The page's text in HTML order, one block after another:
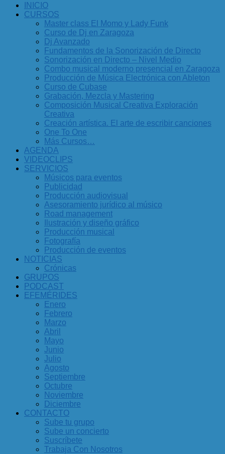
INICIO
CURSOS
Master class El Momo y Lady Funk
Curso de Dj en Zaragoza
Dj Avanzado
Fundamentos de la Sonorización de Directo
Sonorización en Directo – Nivel Medio
Combo musical moderno presencial en Zaragoza
Producción de Música Electrónica con Ableton
Curso de Cubase
Grabación, Mezcla y Mastering
Composición Musical Creativa Exploración
Creativa
Creación artística. El arte de escribir canciones
One To One
Más Cursos…
AGENDA
VIDEOCLIPS
SERVICIOS
Músicos para eventos
Publicidad
Producción audiovisual
Asesoramiento jurídico al músico
Road management
Ilustración y diseño gráfico
Producción musical
Fotografía
Producción de eventos
NOTICIAS
Crónicas
GRUPOS
PODCAST
EFEMÉRIDES
Enero
Febrero
Marzo
Abril
Mayo
Junio
Julio
Agosto
Septiembre
Octubre
Noviembre
Diciembre
CONTACTO
Sube tu grupo
Sube un concierto
Suscríbete
Trabaja Con Nosotros